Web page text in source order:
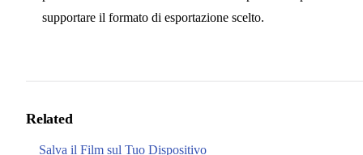
supportare il formato di esportazione scelto.
Related
Salva il Film sul Tuo Dispositivo